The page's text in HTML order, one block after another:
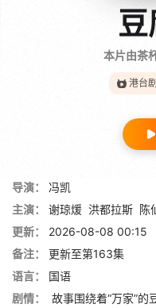
本片由茶
港台剧
导演：
冯凯
主演：
谢琼煖 洪都拉斯 陈
更新：
2026-08-08 00:15
备注：
更新至第163集
语言：
国语
剧情：
故事围绕着“万家”的